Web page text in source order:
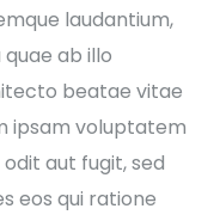
laudantium,
ab illo
beatae vitae
ipsam voluptatem
aut fugit, sed
eos qui ratione